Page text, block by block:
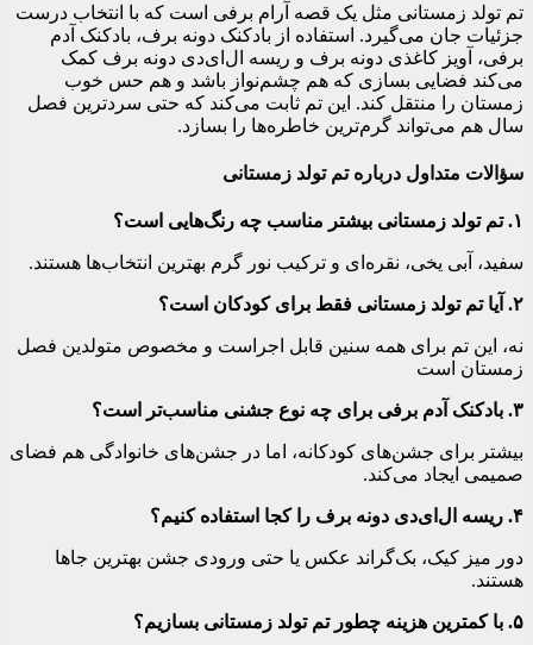
تم تولد زمستانی مثل یک قصه آرام برفی است که با انتخاب درست
جزئیات جان می‌گیرد. استفاده از بادکنک دونه برف، بادکنک آدم
برفی، آویز کاغذی دونه برف و ریسه ال‌ای‌دی دونه برف کمک
می‌کند فضایی بسازی که هم چشم‌نواز باشد و هم حس خوب
زمستان را منتقل کند. این تم ثابت می‌کند که حتی سردترین فصل
سال هم می‌تواند گرم‌ترین خاطره‌ها را بسازد.
سؤالات متداول درباره تم تولد زمستانی
۱. تم تولد زمستانی بیشتر مناسب چه رنگ‌هایی است؟
سفید، آبی یخی، نقره‌ای و ترکیب نور گرم بهترین انتخاب‌ها هستند.
۲. آیا تم تولد زمستانی فقط برای کودکان است؟
نه، این تم برای همه سنین قابل اجراست و مخصوص متولدین فصل
زمستان است
۳. بادکنک آدم برفی برای چه نوع جشنی مناسب‌تر است؟
بیشتر برای جشن‌های کودکانه، اما در جشن‌های خانوادگی هم فضای
صمیمی ایجاد می‌کند.
۴. ریسه ال‌ای‌دی دونه برف را کجا استفاده کنیم؟
دور میز کیک، بک‌گراند عکس یا حتی ورودی جشن بهترین جاها
هستند.
۵. با کمترین هزینه چطور تم تولد زمستانی بسازیم؟